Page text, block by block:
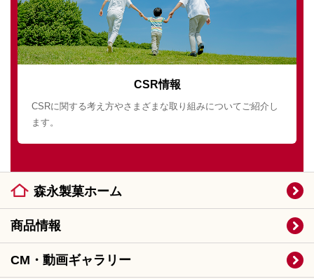
CSR情報
CSRに関する考え方やさまざまな取り組みについてご紹介し
ます。
森永製菓ホーム
商品情報
CM・動画ギャラリー